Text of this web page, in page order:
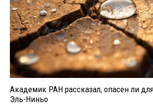
Академик РАН рассказал, опасен ли
Эль-Ниньо